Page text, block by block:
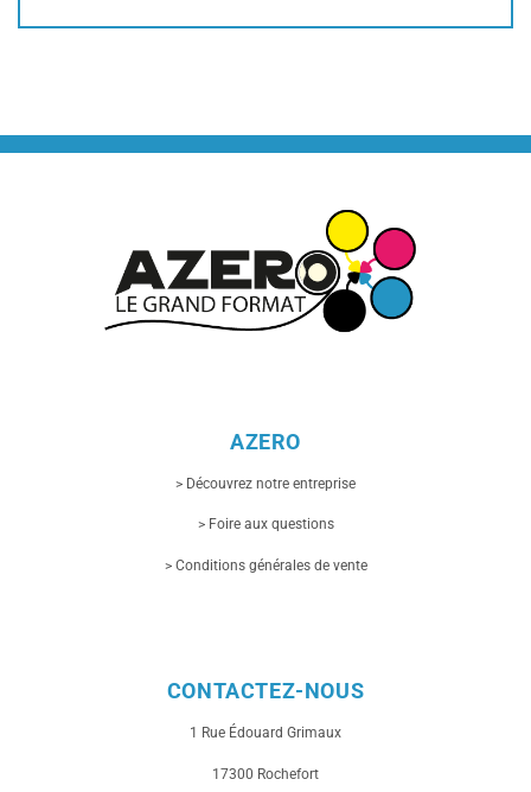
AZERO
> Découvrez notre entreprise
> Foire aux questions
> Conditions générales de vente
CONTACTEZ-NOUS
1 Rue Édouard Grimaux
17300 Rochefort